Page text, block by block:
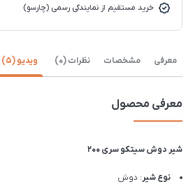
خرید مستقیم از نمایندگی رسمی (چارسو)
معرفی مشخصات نظرات (0) ویدیو (5)
معرفی محصول
شیر دوش سیتکو سری 200
نوع شیر: دوش